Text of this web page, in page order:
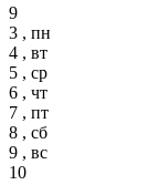
9
3 , пн
4 , вт
5 , ср
6 , чт
7 , пт
8 , сб
9 , вс
10